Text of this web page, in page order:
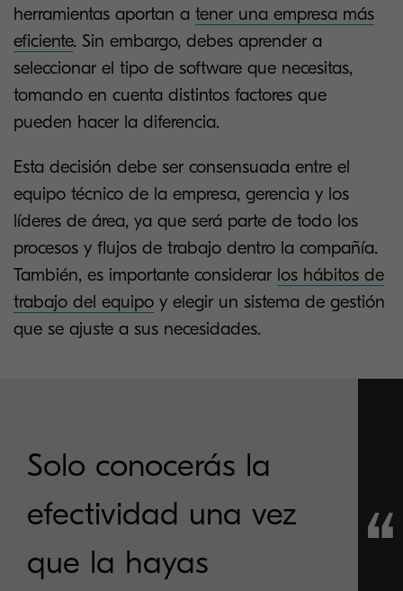
herramientas aportan a tener una empresa más
eficiente. Sin embargo, debes aprender a
seleccionar el tipo de software que necesitas,
tomando en cuenta distintos factores que
pueden hacer la diferencia.
Esta decisión debe ser consensuada entre el
equipo técnico de la empresa, gerencia y los
líderes de área, ya que será parte de todo los
procesos y flujos de trabajo dentro la compañía.
También, es importante considerar los hábitos de
trabajo del equipo y elegir un sistema de gestión
que se ajuste a sus necesidades.
Solo conocerás la
efectividad una vez
que la hayas